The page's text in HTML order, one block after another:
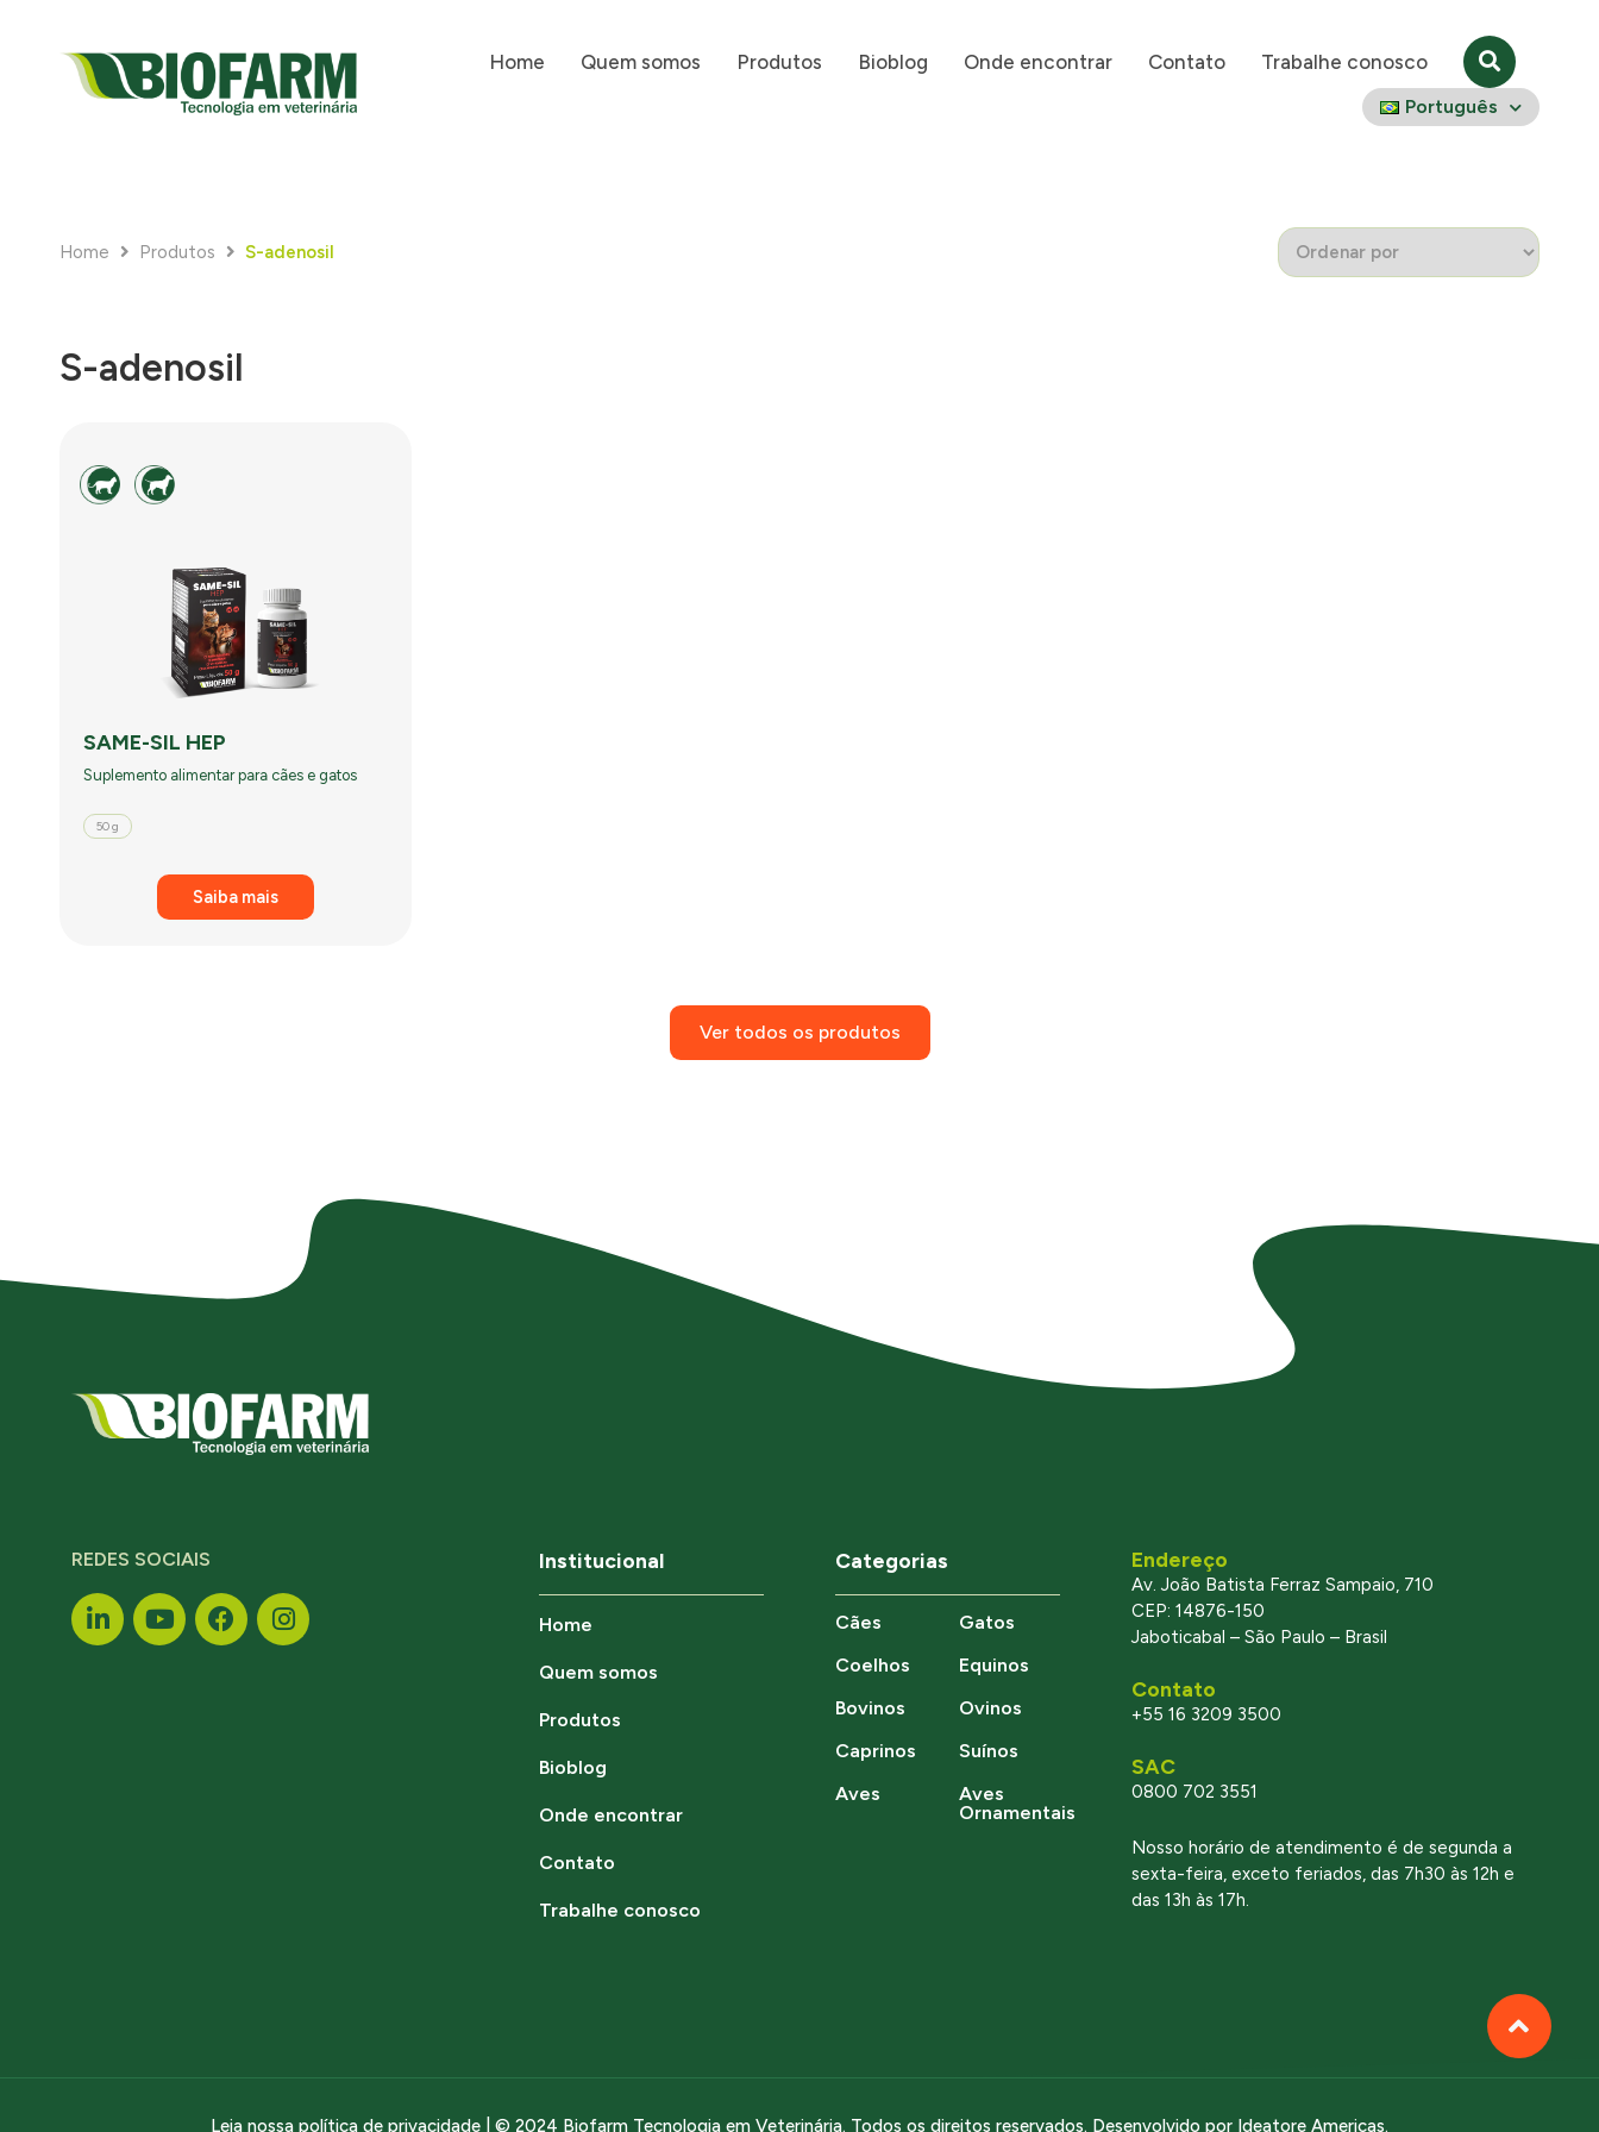
Home Quem somos Produtos Bioblog Onde encontrar Contato Trabalhe conosco
Português
Home Produtos S-adenosil
S-adenosil
SAME-SIL HEP
Suplemento alimentar para cães e gatos
50 g
Saiba mais
Ver todos os produtos
REDES SOCIAIS Institucional
Home
Quem somos
Produtos
Bioblog
Onde encontrar
Contato
Trabalhe conosco
Categorias
Cães
Gatos
Coelhos
Equinos
Bovinos
Ovinos
Caprinos
Suínos
Aves
Aves
Ornamentais
Endereço
Av. João Batista Ferraz Sampaio, 710
CEP: 14876-150
Jaboticabal – São Paulo – Brasil
Contato
+55 16 3209 3500
SAC
0800 702 3551
Nosso horário de atendimento é de segunda a
sexta-feira, exceto feriados, das 7h30 às 12h e
das 13h às 17h.
Leia nossa política de privacidade | © 2024 Biofarm Tecnologia em Veterinária. Todos os direitos reservados. Desenvolvido por Ideatore Americas.